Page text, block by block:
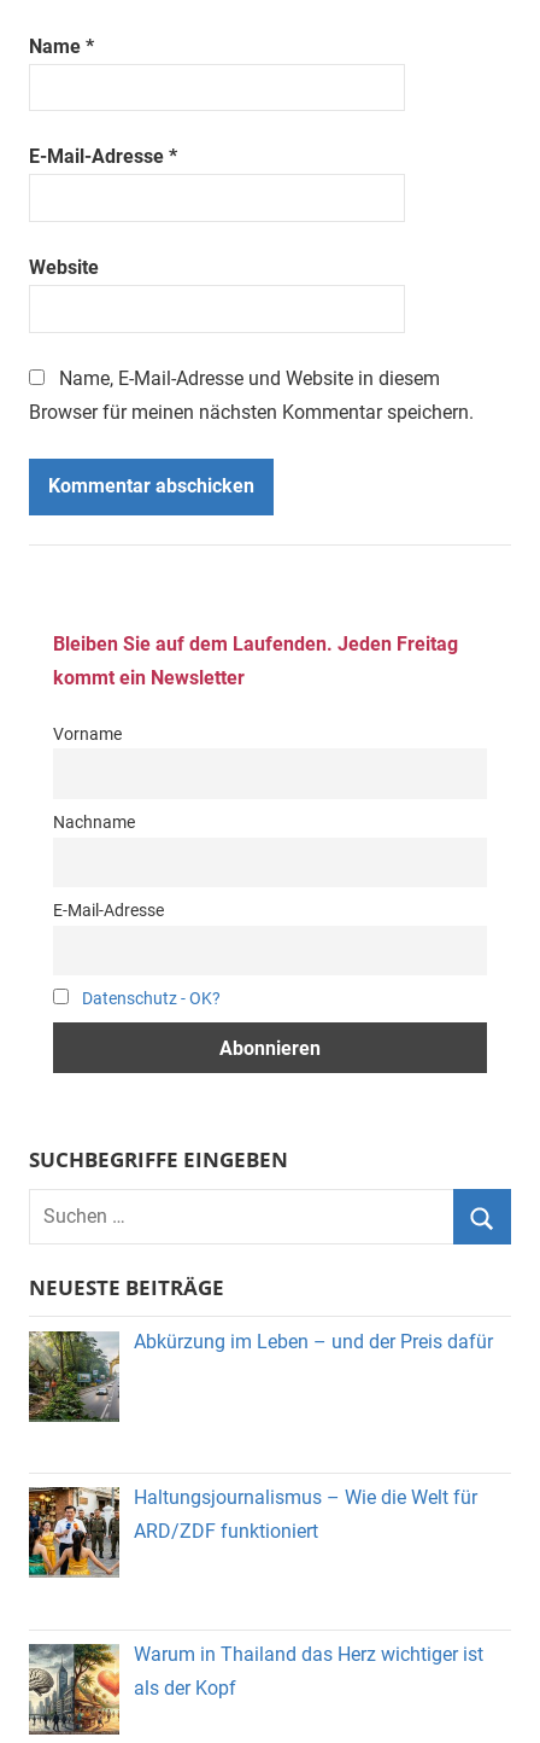
Name *
E-Mail-Adresse *
Website
Name, E-Mail-Adresse und Website in diesem
Browser für meinen nächsten Kommentar speichern.
Bleiben Sie auf dem Laufenden. Jeden Freitag
kommt ein Newsletter
Vorname
Nachname
E-Mail-Adresse
Datenschutz - OK?
SUCHBEGRIFFE EINGEBEN
Suchen
NEUESTE BEITRÄGE
Abkürzung im Leben – und der Preis dafür
Haltungsjournalismus – Wie die Welt für
ARD/ZDF funktioniert
Warum in Thailand das Herz wichtiger ist
als der Kopf